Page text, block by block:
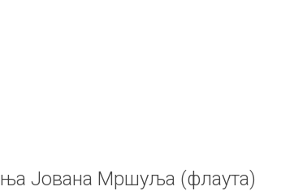
Јована Мршуља (флаута)